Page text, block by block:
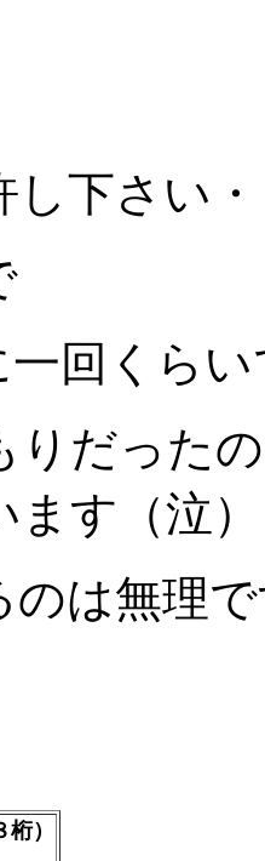
し下さい
一回くら
りだった
す（泣）
のは無理
）